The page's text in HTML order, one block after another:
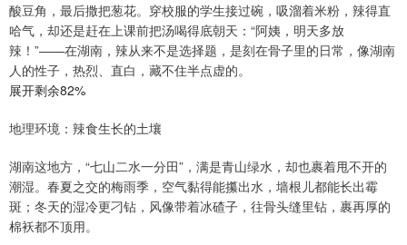
酸豆角，最后撒把葱花。穿校服的学生接过碗，吸溜着米粉，辣得直
哈气，却还是赶在上课前把汤喝得底朝天：“阿姨，明天多放
辣！”——在湖南，辣从来不是选择题，是刻在骨子里的日常，像湖南
人的性子，热烈、直白，藏不住半点虚的。
展开剩余82%
地理环境：辣食生长的土壤
湖南这地方，“七山二水一分田”，满是青山绿水，却也裹着甩不开的
潮湿。春夏之交的梅雨季，空气黏得能攥出水，墙根儿都能长出霉
斑；冬天的湿冷更刁钻，风像带着冰碴子，往骨头缝里钻，裹再厚的
棉袄都不顶用。